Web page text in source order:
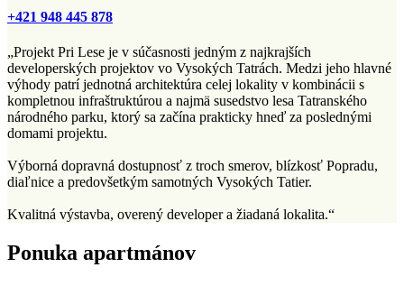
+421 948 445 878
„Projekt Pri Lese je v súčasnosti jedným z najkrajších
developerských projektov vo Vysokých Tatrách. Medzi jeho hlavné
výhody patrí jednotná architektúra celej lokality v kombinácii s
kompletnou infraštruktúrou a najmä susedstvo lesa Tatranského
národného parku, ktorý sa začína prakticky hneď za poslednými
domami projektu.
Výborná dopravná dostupnosť z troch smerov, blízkosť Popradu,
diaľnice a predovšetkým samotných Vysokých Tatier.
Kvalitná výstavba, overený developer a žiadaná lokalita.“
Ponuka apartmánov